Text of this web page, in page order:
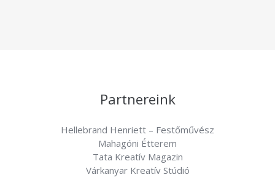
Partnereink
Hellebrand Henriett – Festőművész
Mahagóni Étterem
Tata Kreatív Magazin
Várkanyar Kreatív Stúdió